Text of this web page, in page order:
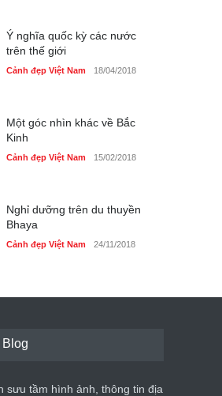
Ý nghĩa quốc kỳ các nước
trên thế giới
Cảnh đẹp Việt Nam 18/04/2018
Một góc nhìn khác về Bắc
Kinh
Cảnh đẹp Việt Nam 15/02/2018
Nghỉ dưỡng trên du thuyền
Bhaya
Cảnh đẹp Việt Nam 24/11/2018
sưu tầm hình ảnh, thông tin địa